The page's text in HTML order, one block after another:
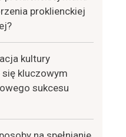
proklienckiej
kultury
kluczowym
sukcesu